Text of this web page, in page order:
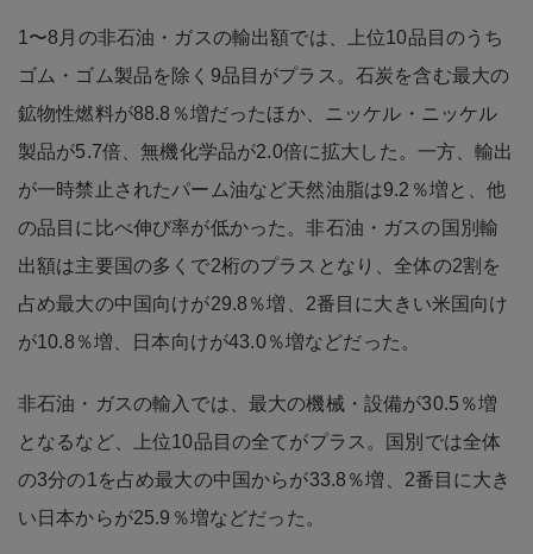
1〜8月の非石油・ガスの輸出額では、上位10品目のうち
ゴム・ゴム製品を除く9品目がプラス。石炭を含む最大の
鉱物性燃料が88.8％増だったほか、ニッケル・ニッケル
製品が5.7倍、無機化学品が2.0倍に拡大した。一方、輸出
が一時禁止されたパーム油など天然油脂は9.2％増と、他
の品目に比べ伸び率が低かった。非石油・ガスの国別輸
出額は主要国の多くで2桁のプラスとなり、全体の2割を
占め最大の中国向けが29.8％増、2番目に大きい米国向け
が10.8％増、日本向けが43.0％増などだった。
非石油・ガスの輸入では、最大の機械・設備が30.5％増
となるなど、上位10品目の全てがプラス。国別では全体
の3分の1を占め最大の中国からが33.8％増、2番目に大き
い日本からが25.9％増などだった。